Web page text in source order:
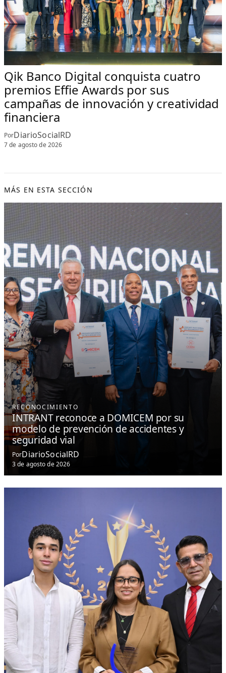
Qik Banco Digital conquista cuatro
premios Effie Awards por sus
campañas de innovación y creatividad
financiera
PorDiarioSocialRD
7 de agosto de 2026
MÁS EN ESTA SECCIÓN
RECONOCIMIENTO
INTRANT reconoce a DOMICEM por su
modelo de prevención de accidentes y
seguridad vial
PorDiarioSocialRD
3 de agosto de 2026